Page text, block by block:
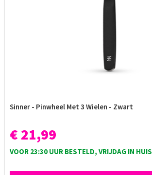
Sinner - Pinwheel Met 3 Wielen - Zwart
€ 21,99
VOOR 23:30 UUR BESTELD, VRIJDAG IN HUIS